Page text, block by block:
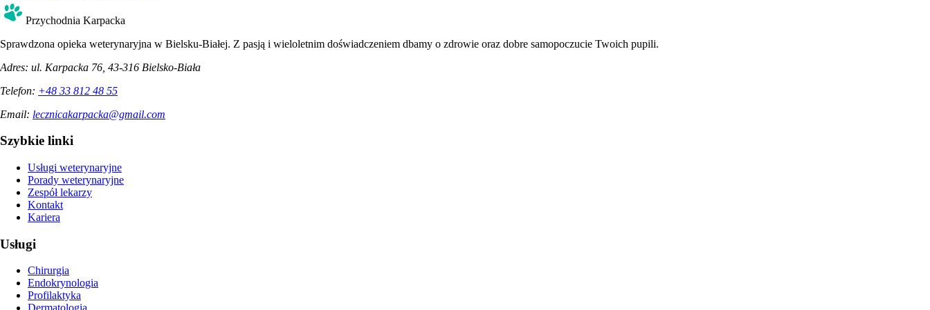
Przychodnia Karpacka
Sprawdzona opieka weterynaryjna w Bielsku-Białej. Z pasją i wieloletnim doświadczeniem dbamy o zdrowie oraz dobre samopoczucie Twoich pupili.
Adres: ul. Karpacka 76, 43-316 Bielsko-Biała
Telefon: +48 33 812 48 55
Email: lecznicakarpacka@gmail.com
Szybkie linki
Usługi weterynaryjne
Porady weterynaryjne
Zespół lekarzy
Kontakt
Kariera
Usługi
Chirurgia
Endokrynologia
Profilaktyka